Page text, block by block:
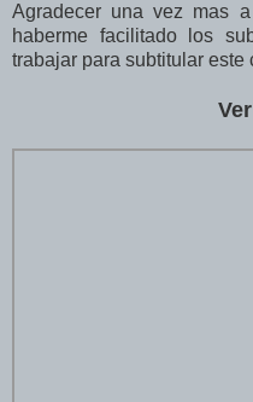
Agradecer una vez mas a
haberme facilitado los
trabajar para subtitular este